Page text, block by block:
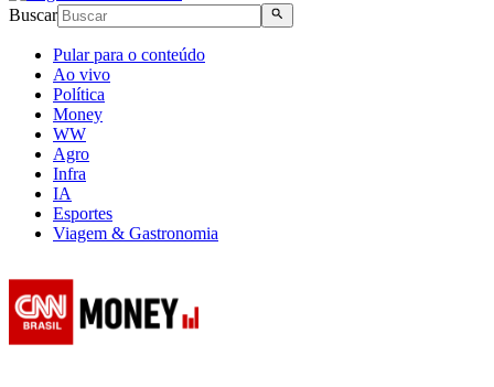
Buscar
Pular para o conteúdo
Ao vivo
Política
Money
WW
Agro
Infra
IA
Esportes
Viagem & Gastronomia